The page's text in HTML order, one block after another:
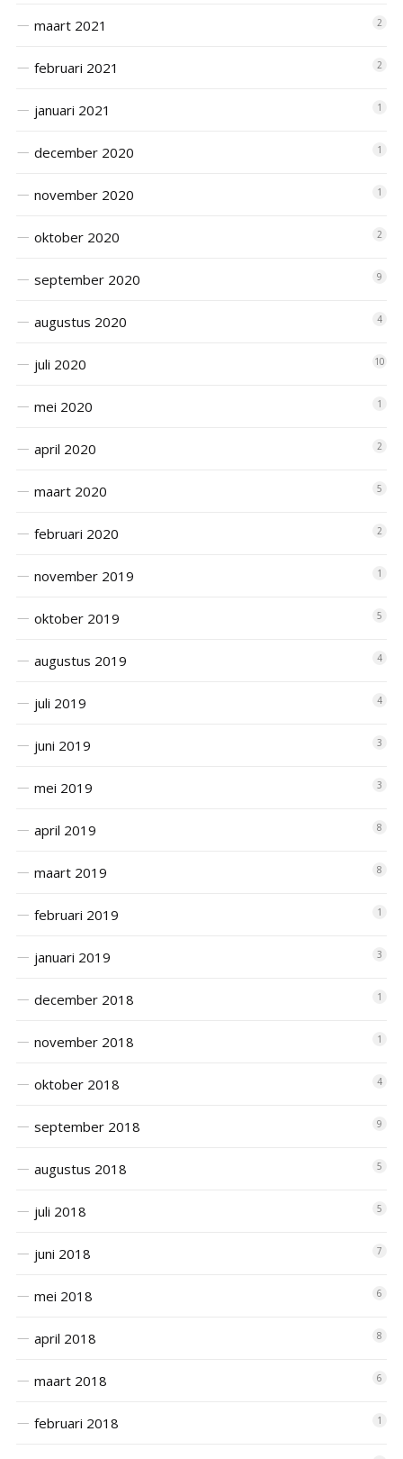
maart 2021 2
februari 2021 2
januari 2021 1
december 2020 1
november 2020 1
oktober 2020 2
september 2020 9
augustus 2020 4
juli 2020 10
mei 2020 1
april 2020 2
maart 2020 5
februari 2020 2
november 2019 1
oktober 2019 5
augustus 2019 4
juli 2019 4
juni 2019 3
mei 2019 3
april 2019 8
maart 2019 8
februari 2019 1
januari 2019 3
december 2018 1
november 2018 1
oktober 2018 4
september 2018 9
augustus 2018 5
juli 2018 5
juni 2018 7
mei 2018 6
april 2018 8
maart 2018 6
februari 2018 1